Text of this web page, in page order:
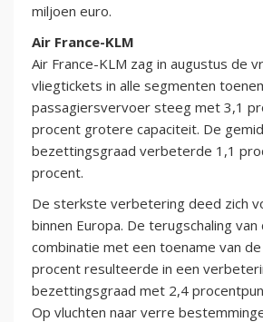
miljoen euro.
Air France-KLM
Air France-KLM zag in augustus de
vliegtickets in alle segmenten
passagiersvervoer steeg met 3,1
procent grotere capaciteit. De
bezettingsgraad verbeterde 1,1
procent.
De sterkste verbetering deed zich
binnen Europa. De terugschaling
combinatie met een toename van
procent resulteerde in een
bezettingsgraad met 2,4
Op vluchten naar verre